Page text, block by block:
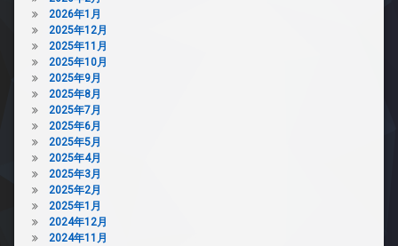
2026年1月
2025年12月
2025年11月
2025年10月
2025年9月
2025年8月
2025年7月
2025年6月
2025年5月
2025年4月
2025年3月
2025年2月
2025年1月
2024年12月
2024年11月